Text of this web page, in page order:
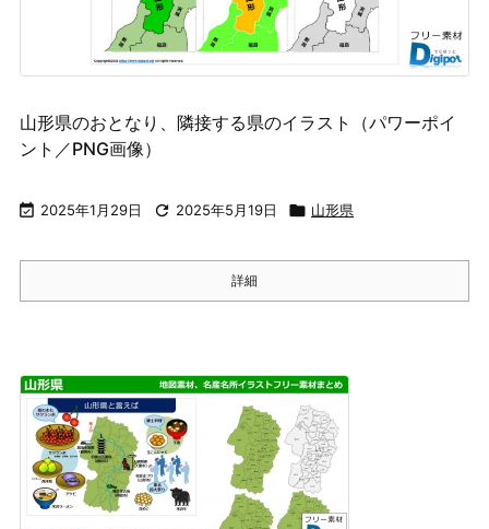
山形県のおとなり、隣接する県のイラスト（パワーポイ
ント／PNG画像）
 2025年1月29日  2025年5月19日  山形県
詳細